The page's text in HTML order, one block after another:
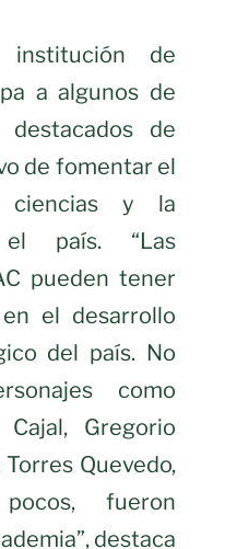
de
a algunos de
de
de fomentar el
ciencias y la
país. “Las
pueden tener
el desarrollo
del país. No
como
Gregorio
Quevedo,
fueron
destaca